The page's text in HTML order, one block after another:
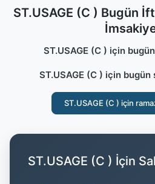
ST.USAGE (C ) Bugün
ST.USAGE (C ) için
ST.USAGE (C ) için
ST.USAGE (C ) için
ST.USAGE (C ) İçin